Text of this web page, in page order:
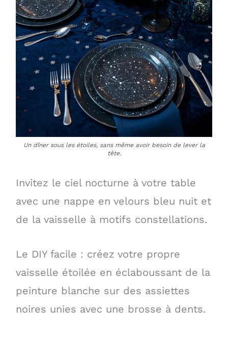
Un dîner sous les étoiles, sans même avoir besoin de lever la
tête.
Invitez le ciel nocturne à votre table
avec une nappe en velours bleu nuit et
de la vaisselle à motifs constellations.
Le DIY facile : créez votre propre
vaisselle étoilée en éclaboussant de la
peinture blanche sur des assiettes
noires unies avec une brosse à dents.